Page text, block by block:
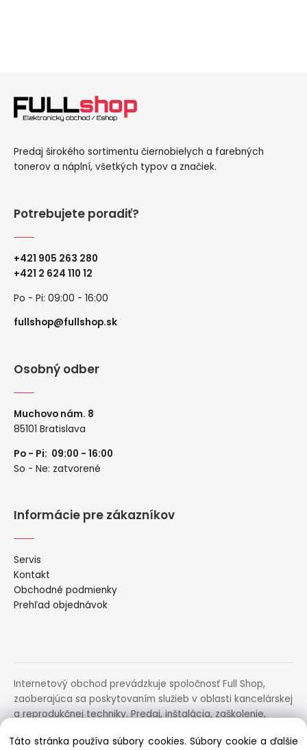
Predaj širokého sortimentu čiernobielych a farebných
tonerov a náplní, všetkých typov a značiek.
Potrebujete poradiť?
+421 905 263 280
+421 2 624 110 12
Po - Pi: 09:00 - 16:00
fullshop@fullshop.sk
Osobný odber
Muchovo nám. 8
85101 Bratislava
Po - Pi: 09:00 - 16:00
So - Ne: zatvorené
Informácie pre zákazníkov
Servis
Kontakt
Obchodné podmienky
Prehľad objednávok
Internetový obchod prevádzkuje spoločnosť Full Shop,
zaoberajúca sa poskytovaním služieb v oblasti kancelárskej
a reprodukčnej techniky. Predaj, inštalácia, zaškolenie,
zariadení.
Táto stránka používa súbory cookies. Súbory cookie a ďalšie